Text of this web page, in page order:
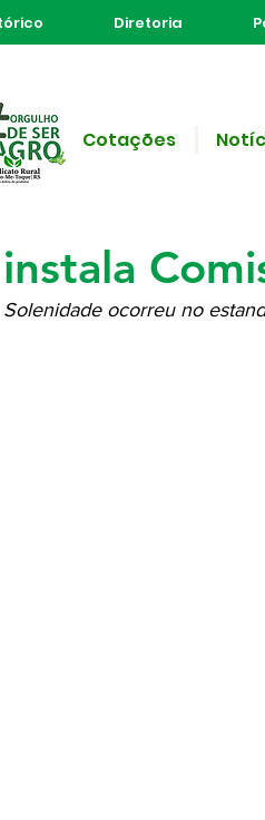
Diretoria
instala
13 de mar. de 2025
Solenidade ocorreu no
Cotações